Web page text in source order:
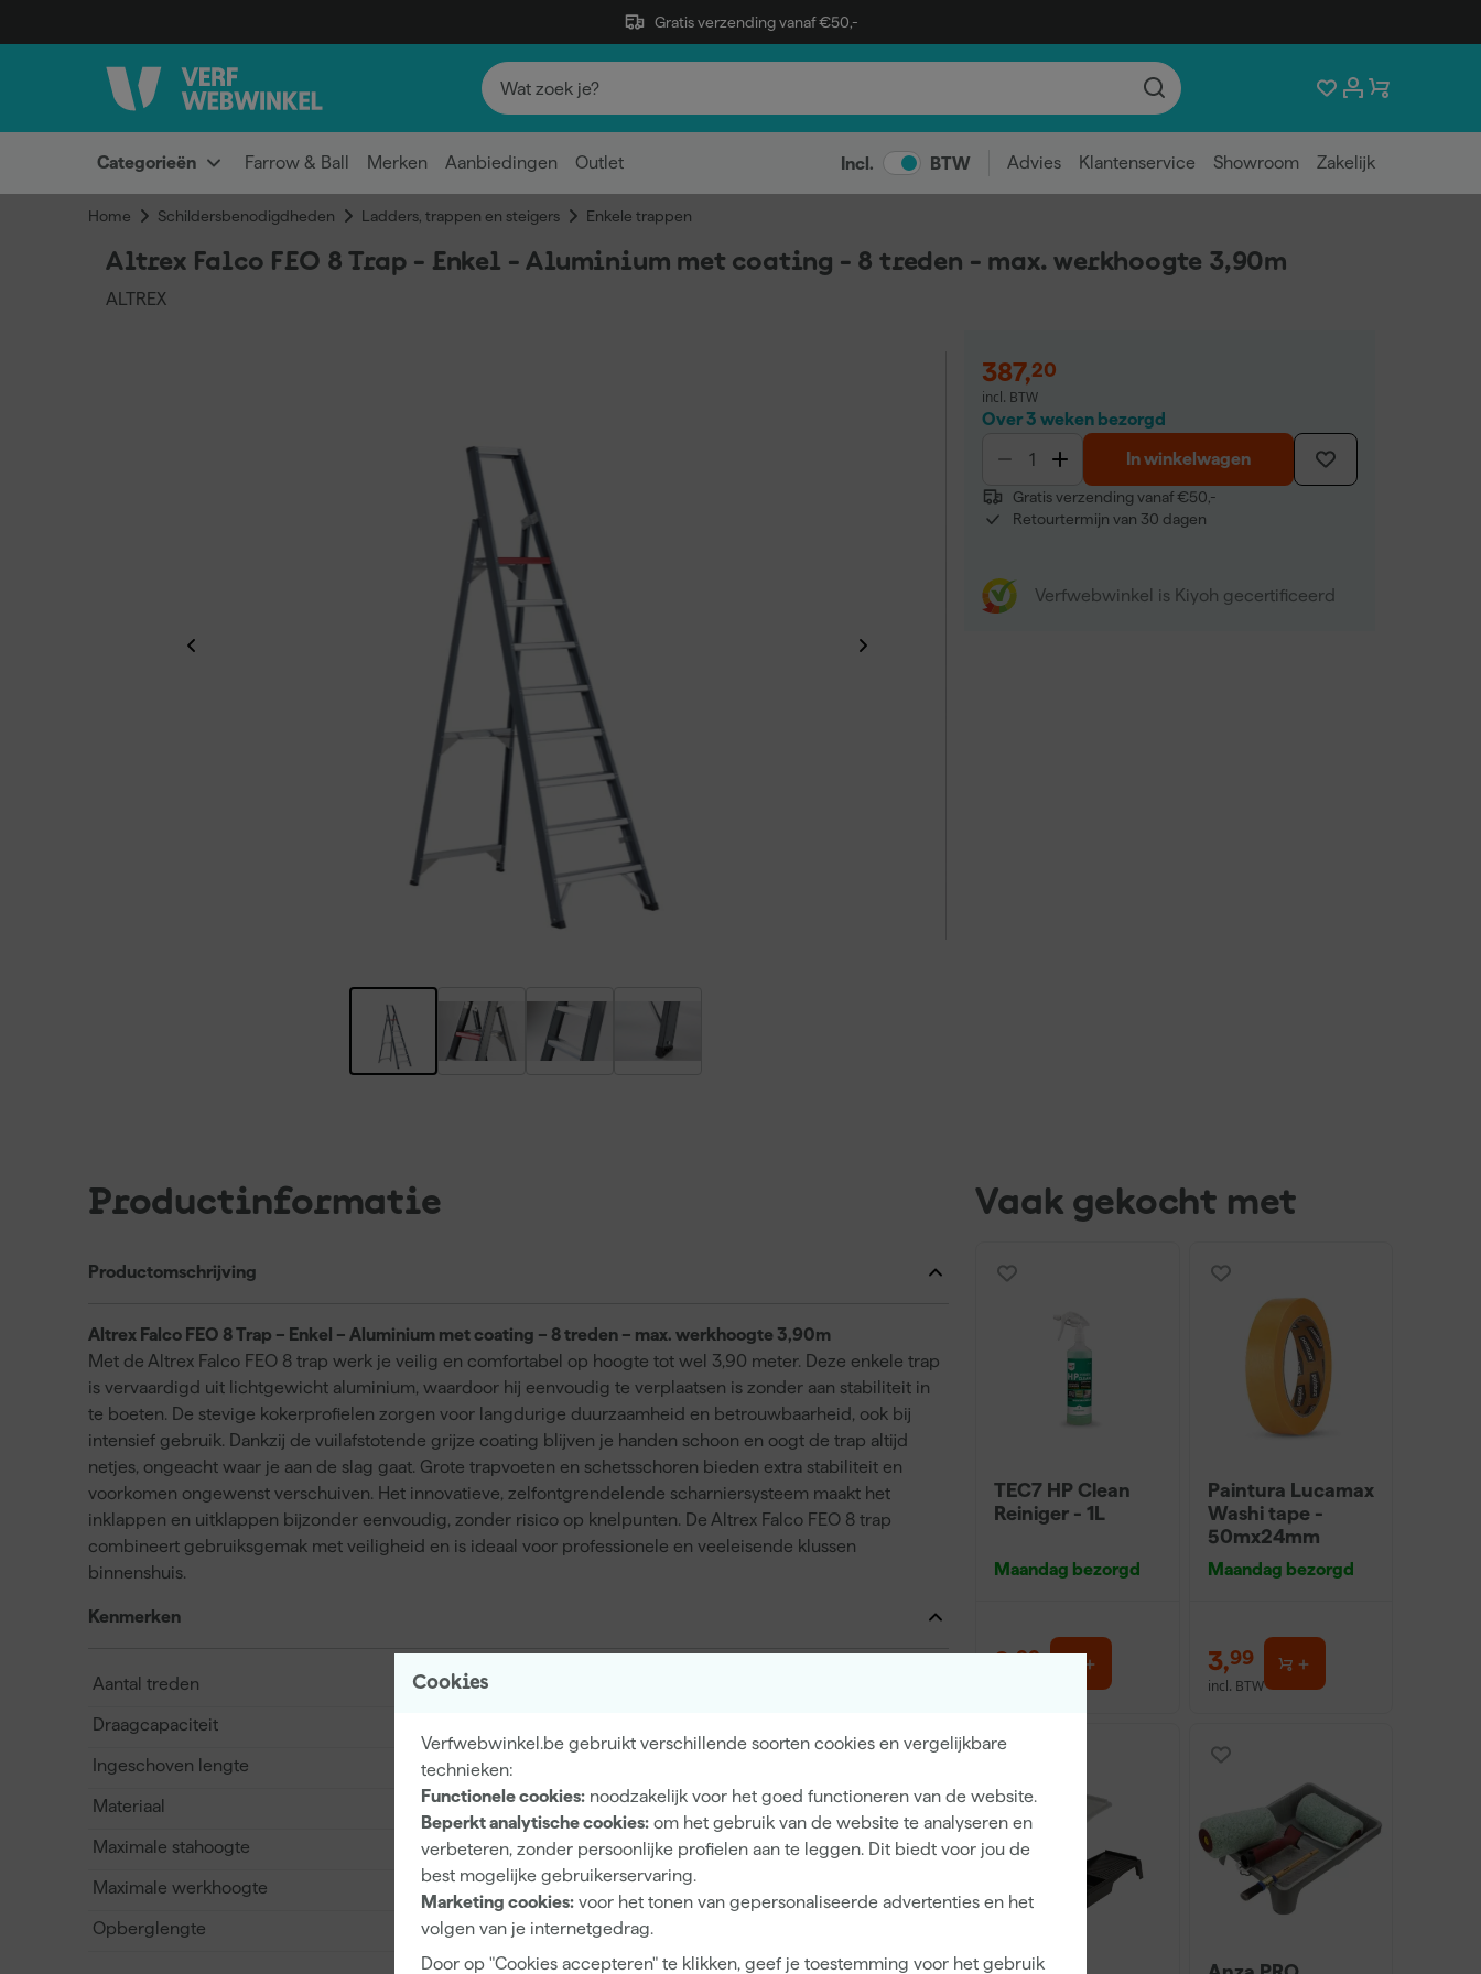
Gratis verzending vanaf €50,-
Categorieën Farrow & Ball Merken Aanbiedingen Outlet Incl. BTW Advies Klantenservice Showroom Zakelijk
Home Schildersbenodigdheden Ladders, trappen en steigers Enkele trappen
Cookies
Verfwebwinkel.be gebruikt verschillende soorten cookies en vergelijkbare
technieken:
Functionele cookies: noodzakelijk voor het goed functioneren van de website.
Beperkt analytische cookies: om het gebruik van de website te analyseren en
verbeteren, zonder persoonlijke profielen aan te leggen. Dit biedt voor jou de
best mogelijke gebruikerservaring.
Marketing cookies: voor het tonen van gepersonaliseerde advertenties en het
volgen van je internetgedrag.
Door op "Cookies accepteren" te klikken, geef je toestemming voor het gebruik
Altrex Falco FEO 8 Trap - Enkel - Aluminium met coating - 8 treden - max. werkhoogte 3,90m
ALTREX
387,20
incl. BTW
Over 3 weken bezorgd
In winkelwagen
Gratis verzending vanaf €50,-
Retourtermijn van 30 dagen
Verfwebwinkel is Kiyoh gecertificeerd
Productinformatie
Productomschrijving
Altrex Falco FEO 8 Trap – Enkel – Aluminium met coating – 8 treden – max. werkhoogte 3,90m
Met de Altrex Falco FEO 8 trap werk je veilig en comfortabel op hoogte tot wel 3,90 meter. Deze enkele trap
is vervaardigd uit lichtgewicht aluminium, waardoor hij eenvoudig te verplaatsen is zonder aan stabiliteit in
te boeten. De stevige kokerprofielen zorgen voor langdurige duurzaamheid en betrouwbaarheid, ook bij
intensief gebruik. Dankzij de vuilafstotende grijze coating blijven je handen schoon en oogt de trap altijd
netjes, ongeacht waar je aan de slag gaat. Grote trapvoeten en schetsschoren bieden extra stabiliteit en
voorkomen ongewenst verschuiven. Het innovatieve, zelfontgrendelende scharniersysteem maakt het
inklappen en uitklappen bijzonder eenvoudig, zonder risico op knelpunten. De Altrex Falco FEO 8 trap
combineert gebruiksgemak met veiligheid en is ideaal voor professionele en veeleisende klussen
binnenshuis.
Kenmerken
Aantal treden
Draagcapaciteit
Ingeschoven lengte
Materiaal Aluminium
Maximale stahoogte 1.9 m
Maximale werkhoogte
Opberglengte
Vaak gekocht met
TEC7 HP Clean
Reiniger - 1L
Maandag bezorgd
8,99
Paintura Lucamax
Washi tape -
50mx24mm
Maandag bezorgd
3,99
incl. BTW